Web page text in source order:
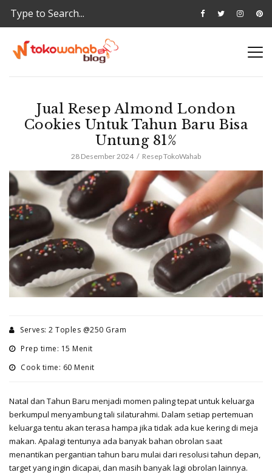
Jual Resep Almond London
Cookies Untuk Tahun Baru Bisa
Untung 81%
28 Desember 2024 Resep TokoWahab
Serves: 2 Toples @250 Gram
Prep time: 15 Menit
Cook time: 60 Menit
Natal dan Tahun Baru menjadi momen paling tepat untuk keluarga
berkumpul menyambung tali silaturahmi. Dalam setiap pertemuan
keluarga tentu akan terasa hampa jika tidak ada kue kering di meja
makan. Apalagi tentunya ada banyak bahan obrolan saat
menantikan pergantian tahun baru mulai dari resolusi tahun depan,
target yang ingin dicapai, dan masih banyak lagi obrolan lainnya.